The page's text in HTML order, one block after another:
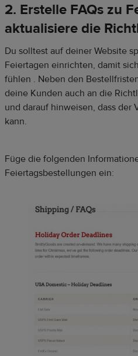
2. Erstelle FAQs zu
aktualisiere die
Du solltest auf deiner Website
Feiertagen einrichten, damit
fühlen . Neben den
deine Kunden auch an die
und darauf hinweisen, dass der
kann.
Füge die folgenden
Feiertagsbestellungen ein: